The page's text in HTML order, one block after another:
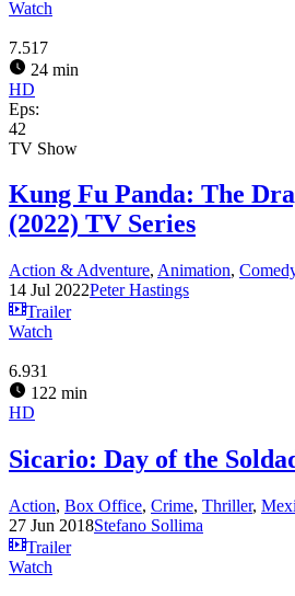
Watch
7.517
24 min
HD
Eps:
42
TV Show
Kung Fu Panda: The
(2022) TV Series
Action & Adventure, Animation,
14 Jul 2022Peter Hastings
Trailer
Watch
6.931
122 min
HD
Sicario: Day of the
Action, Box Office, Crime, Thriller,
27 Jun 2018Stefano Sollima
Trailer
Watch